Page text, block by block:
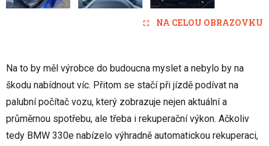
NA CELOU OBRAZOVKU
Na to by měl výrobce do budoucna myslet a nebylo by na
škodu nabídnout víc. Přitom se stačí při jízdě podívat na
palubní počítač vozu, který zobrazuje nejen aktuální a
průměrnou spotřebu, ale třeba i rekuperační výkon. Ačkoliv
tedy BMW 330e nabízelo výhradně automatickou rekuperaci,